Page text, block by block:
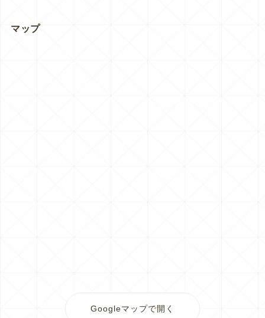
マップ
Googleマップで開く